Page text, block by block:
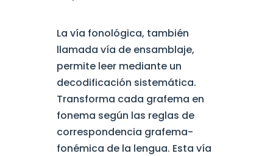
La vía fonológica, también
llamada vía de ensamblaje,
permite leer mediante un
decodificación sistemática.
Transforma cada grafema en
fonema según las reglas de
correspondencia grafema-
fonémica de la lengua. Esta vía